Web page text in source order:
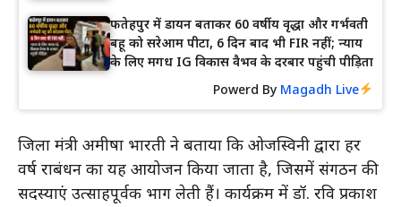
फतेहपुर में डायन बताकर 60 वर्षीय वृद्धा और गर्भवती
बहू को सरेआम पीटा, 6 दिन बाद भी FIR नहीं; न्याय
के लिए मगध IG विकास वैभव के दरबार पहुंची पीड़िता
Powerd By Magadh Live
जिला मंत्री अमीषा भारती ने बताया कि ओजस्विनी द्वारा हर
वर्ष रक्षाबंधन का यह आयोजन किया जाता है, जिसमें संगठन की
सदस्याएं उत्साहपूर्वक भाग लेती हैं। कार्यक्रम में डॉ. रवि प्रकाश